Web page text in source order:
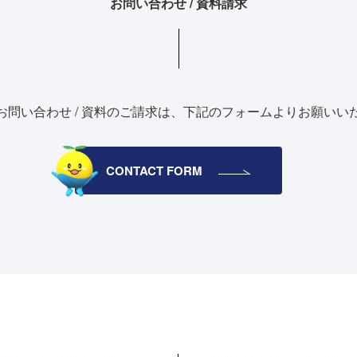
問い合わせ / 資料のご請求は、 下記のフォームよりお願いい
CONTACT FORM